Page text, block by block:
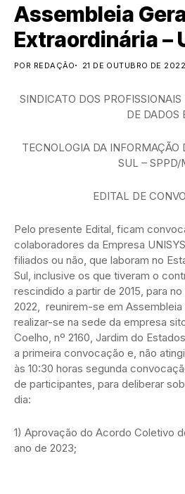
Assembleia
Extraordinária –
POR REDAÇÃO 21 DE OUTUBRO DE
SINDICATO DOS
DE DADOS
TECNOLOGIA DA INFORMAÇÃO
SUL – SPPD/
EDITAL DE
Pelo presente Edital, ficam
colaboradores da Empresa
filiados ou não, que laboram no
Sul, inclusive os que tiveram o
rescindido a partir de 2015, para
2022, reunirem-se em Assembleia
realizar-se na sede da empresa
Coelho, nº 2160, Jardim do
a primeira convocação e, não
às 10:30 horas segunda
de participantes, para deliberar
dia:
1) Aprovação do Acordo Coletivo
ano de 2023;